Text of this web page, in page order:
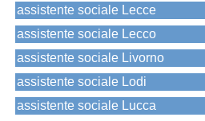
assistente sociale Lecce
assistente sociale Lecco
assistente sociale Livorno
assistente sociale Lodi
assistente sociale Lucca